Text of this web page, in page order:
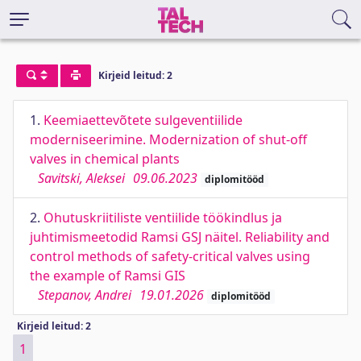
Kirjeid leitud: 2
1. Keemiaettevõtete sulgeventiilide
moderniseerimine. Modernization of shut-off
valves in chemical plants
Savitski, Aleksei 09.06.2023 diplomitööd
2. Ohutuskriitiliste ventiilide töökindlus ja
juhtimismeetodid Ramsi GSJ näitel. Reliability and
control methods of safety-critical valves using
the example of Ramsi GIS
Stepanov, Andrei 19.01.2026 diplomitööd
Kirjeid leitud: 2
1